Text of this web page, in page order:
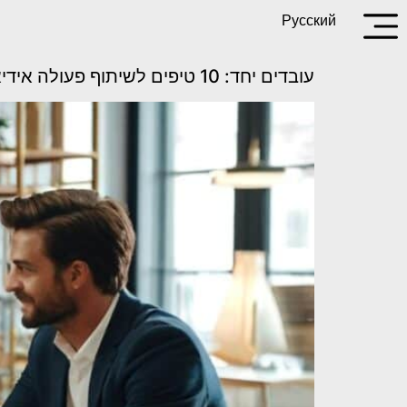
מחבר
ב-מרינה
Русский
עובדים יחד: 10 טיפים לשיתוף פעולה אידיאלי עם מעצב פנים